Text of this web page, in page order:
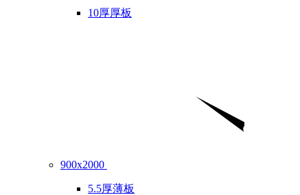
10厚厚板
900x2000
5.5厚薄板